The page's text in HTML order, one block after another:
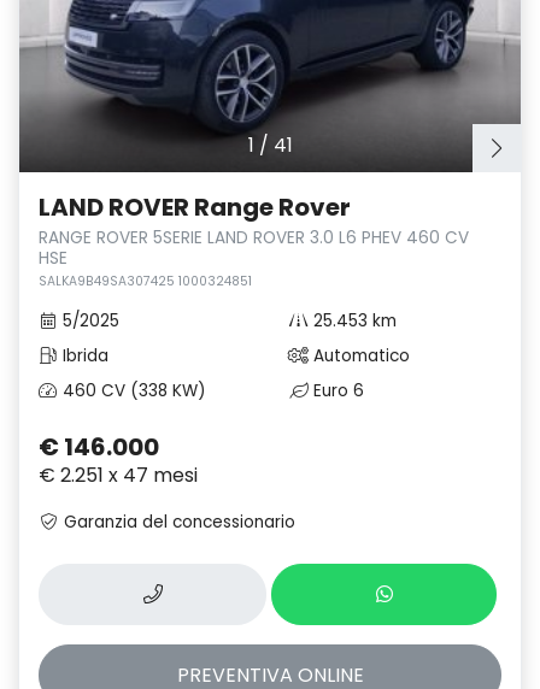
1 / 41
LAND ROVER Range Rover
RANGE ROVER 5SERIE LAND ROVER 3.0 L6 PHEV 460 CV
HSE
SALKA9B49SA307425 1000324851
5/2025
25.453 km
Ibrida
Automatico
460 CV (338 KW)
Euro 6
€ 146.000
€ 2.251 x 47 mesi
Garanzia del concessionario
PREVENTIVA ONLINE